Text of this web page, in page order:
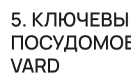
5.
VARD